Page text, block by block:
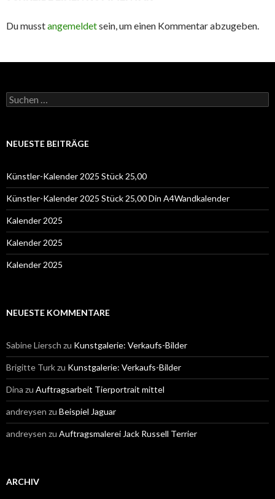
Du musstangemeldetsein, um einen Kommentar abzugeben.
Suchen
nach:
NEUESTE BEITRÄGE
Künstler-Kalender 2025 Stück 25,00
Künstler-Kalender 2025 Stück 25,00 Din A4Wandkalender
Kalender 2025
Kalender 2025
Kalender 2025
NEUESTE KOMMENTARE
Sabine Liersch zu Kunstgalerie: Verkaufs-Bilder
Brigitte Turkzu Kunstgalerie: Verkaufs-Bilder
Dina zu Auftragsarbeit Tierportrait mittel
andreysen zu Beispiel Jaguar
andreysen zu Auftragsmalerei Jack Russell Terrier
ARCHIV